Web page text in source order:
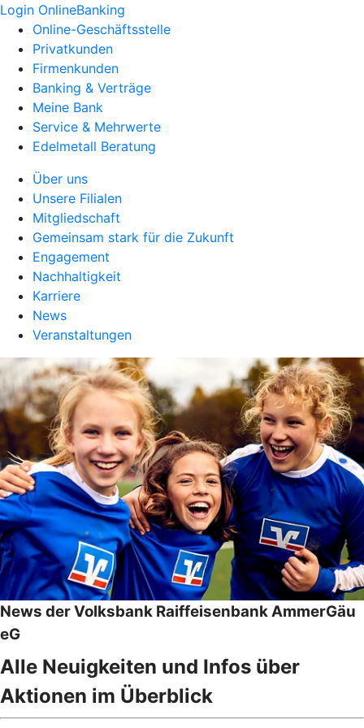
Login OnlineBanking
Online-Geschäftsstelle
Privatkunden
Firmenkunden
Banking & Verträge
Meine Bank
Service & Mehrwerte
Edelmetall Beratung
Über uns
Unsere Filialen
Mitgliedschaft
Gemeinsam stark für die Zukunft
Engagement
Nachhaltigkeit
Karriere
News
Veranstaltungen
News der Volksbank Raiffeisenbank AmmerGäu
eG
Alle Neuigkeiten und Infos über
Aktionen im Überblick